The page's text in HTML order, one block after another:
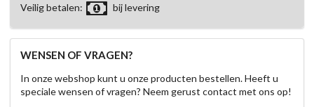
Veilig betalen: bij levering
WENSEN OF VRAGEN?
In onze webshop kunt u onze producten bestellen. Heeft u
speciale wensen of vragen? Neem gerust contact met ons op!